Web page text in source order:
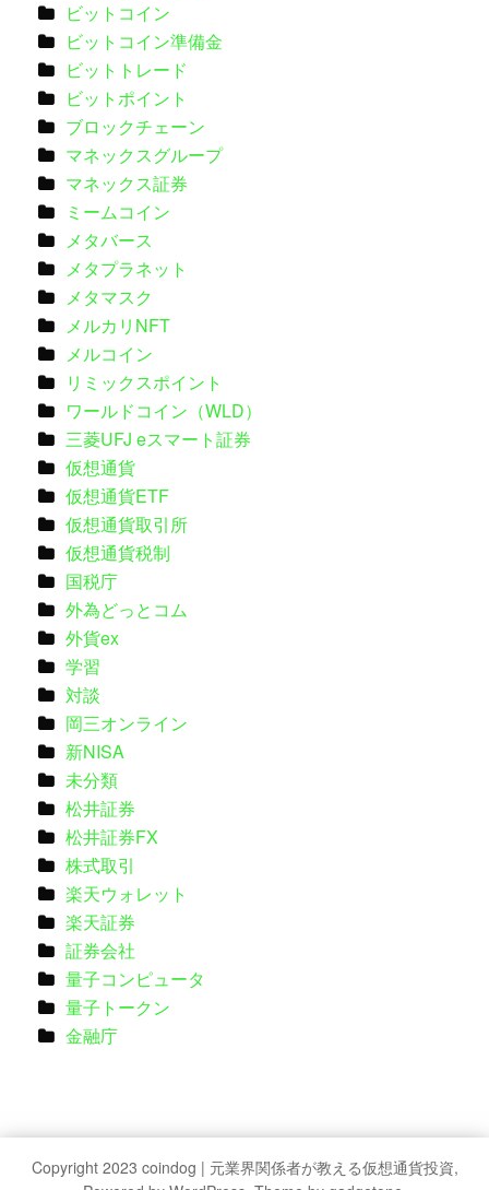
ビットコイン
ビットコイン準備金
ビットトレード
ビットポイント
ブロックチェーン
マネックスグループ
マネックス証券
ミームコイン
メタバース
メタプラネット
メタマスク
メルカリNFT
メルコイン
リミックスポイント
ワールドコイン（WLD）
三菱UFJ eスマート証券
仮想通貨
仮想通貨ETF
仮想通貨取引所
仮想通貨税制
国税庁
外為どっとコム
外貨ex
学習
対談
岡三オンライン
新NISA
未分類
松井証券
松井証券FX
株式取引
楽天ウォレット
楽天証券
証券会社
量子コンピュータ
量子トークン
金融庁
Copyright 2023 coindog | 元業界関係者が教える仮想通貨投資,